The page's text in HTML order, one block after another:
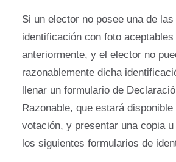
Si un elector no posee una de
identificación con foto aceptables
anteriormente, y el elector no
razonablemente dicha
llenar un formulario de
Razonable, que estará
votación, y presentar una copia
los siguientes formularios de